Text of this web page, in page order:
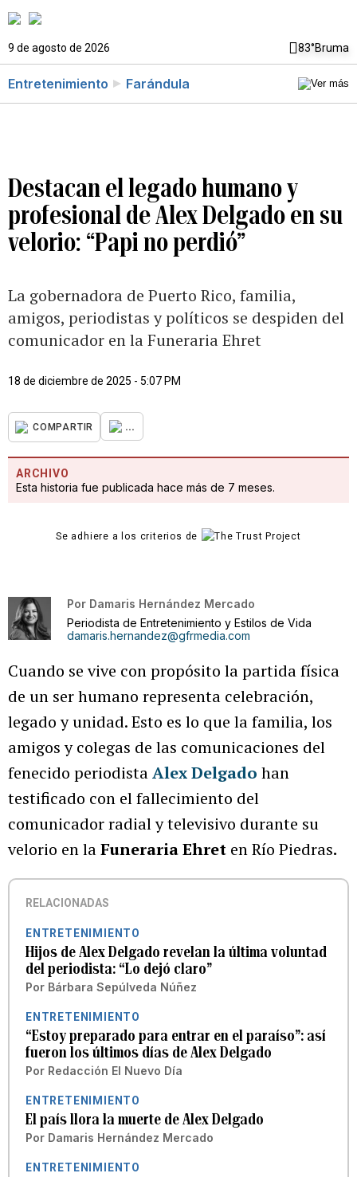
9 de agosto de 2026 83°Bruma
Entretenimiento Farándula
Destacan el legado humano y
profesional de Alex Delgado en su
velorio: “Papi no perdió”
La gobernadora de Puerto Rico, familia,
amigos, periodistas y políticos se despiden del
comunicador en la Funeraria Ehret
18 de diciembre de 2025 - 5:07 PM
COMPARTIR ...
ARCHIVO
Esta historia fue publicada hace más de 7 meses.
Se adhiere a los criterios de
Por Damaris Hernández Mercado
Periodista de Entretenimiento y Estilos de Vida
damaris.hernandez@gfrmedia.com
Cuando se vive con propósito la partida física
de un ser humano representa celebración,
legado y unidad. Esto es lo que la familia, los
amigos y colegas de las comunicaciones del
fenecido periodistaAlex Delgado han
testificado con el fallecimiento del
comunicador radial y televisivo durante su
velorio en laFuneraria Ehret en Río Piedras.
RELACIONADAS
ENTRETENIMIENTO
Hijos de Alex Delgado revelan la última voluntad
del periodista: “Lo dejó claro”
Por Bárbara Sepúlveda Núñez
ENTRETENIMIENTO
“Estoy preparado para entrar en el paraíso”: así
fueron los últimos días de Alex Delgado
Por Redacción El Nuevo Día
ENTRETENIMIENTO
El país llora la muerte de Alex Delgado
Por Damaris Hernández Mercado
ENTRETENIMIENTO